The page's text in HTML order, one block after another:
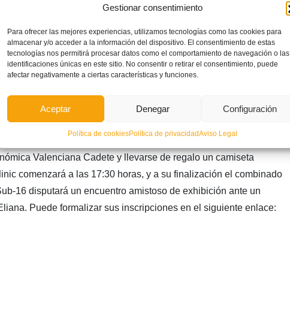
Gestionar consentimiento
Para ofrecer las mejores experiencias, utilizamos tecnologías como las cookies para
almacenar y/o acceder a la información del dispositivo. El consentimiento de estas
tecnologías nos permitirá procesar datos como el comportamiento de navegación o las
identificaciones únicas en este sitio. No consentir o retirar el consentimiento, puede
afectar negativamente a ciertas características y funciones.
Aceptar Denegar Configuración
Política de cookiesPolítica de privacidadAviso Legal
la Federación de
ha programado una
campos del
de L’Eliana. El
dirigido a niñas no
que pueden aprender la metodología de trabajo de las
junto a los responsables del cuerpo técnico de la Federación.
divertida, todas las niñas participantes se ejercitarán en una
la que también podrán conocer de primera mano a las
Valenciana Cadete y llevarse de regalo un camiseta
comenzará a las 17:30 horas, y a su finalización el combinado
16 disputará un encuentro amistoso de exhibición ante un
Puede formalizar sus inscripciones en el siguiente enlace: